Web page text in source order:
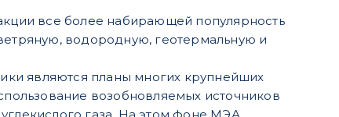
все более набирающей популярность
водородную, геотермальную и
являются планы многих крупнейших
возобновляемых источников